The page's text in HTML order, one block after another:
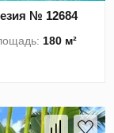
№ 12684
180 м²